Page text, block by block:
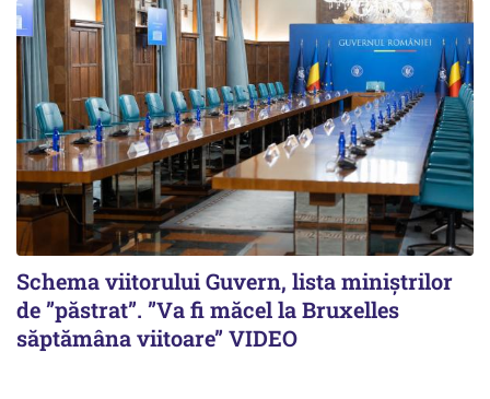
Schema viitorului Guvern, lista miniștrilor
de ”păstrat”. ”Va fi măcel la Bruxelles
săptămâna viitoare” VIDEO